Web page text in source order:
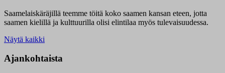
Saamelaiskäräjillä teemme töitä koko saamen kansan eteen, jotta
saamen kielillä ja kulttuurilla olisi elintilaa myös tulevaisuudessa.
Näytä kaikki
Ajankohtaista